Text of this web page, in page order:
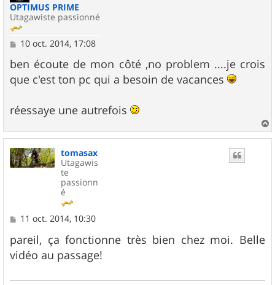
OPTIMUS PRIME
Utagawiste passionné
M
s
s
a
10 oct. 2014, 17:08
ben écoute de mon côté ,no problem ....je crois
que c'est ton pc qui a besoin de vacances
réessaye une autrefois
a
tomasax
Utagawis
te
passionn
é
M
s
s
a
11 oct. 2014, 10:30
pareil, ça fonctionne très bien chez moi. Belle
vidéo au passage!